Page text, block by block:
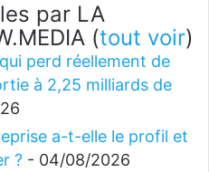
par LA
(tout voir)
qui perd réellement de
à 2,25 milliards de
a-t-elle le profil et
? - 04/08/2026